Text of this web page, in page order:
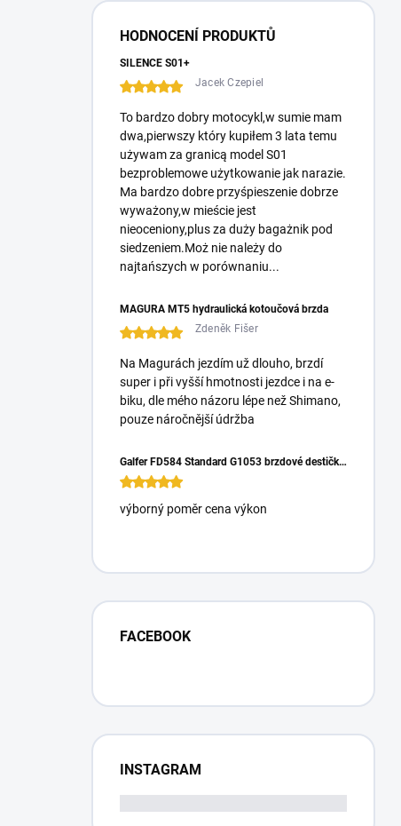
z
HODNOCENÍ PRODUKTŮ
SILENCE S01+
Jacek Czepiel
To bardzo dobry motocykl,w sumie mam
dwa,pierwszy który kupiłem 3 lata temu
używam za granicą model S01
bezproblemowe użytkowanie jak narazie.
Ma bardzo dobre przyśpieszenie dobrze
wyważony,w mieście jest
nieoceniony,plus za duży bagażnik pod
siedzeniem.Moż nie należy do
najtańszych w porównaniu...
MAGURA MT5 hydraulická kotoučová brzda
Zdeněk Fišer
Na Magurách jezdím už dlouho, brzdí
super i při vyšší hmotnosti jezdce i na e-
biku, dle mého názoru lépe než Shimano,
pouze náročnější údržba
Galfer FD584 Standard G1053 brzdové destičky pro Magura Gustrav PRO
výborný poměr cena výkon
FACEBOOK
INSTAGRAM